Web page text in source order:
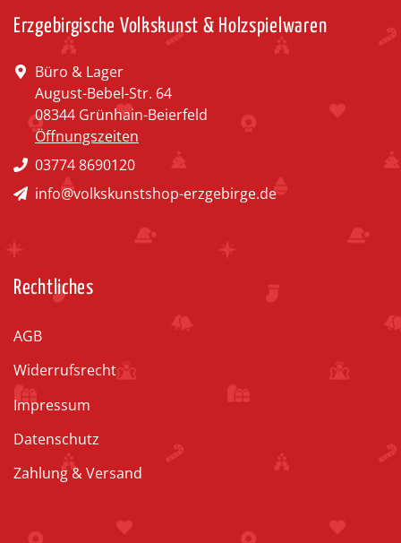
Erzgebirgische Volkskunst & Holzspielwaren
Büro & Lager
August-Bebel-Str. 64
08344 Grünhain-Beierfeld
Öffnungszeiten
03774 8690120
info@volkskunstshop-erzgebirge.de
Rechtliches
AGB
Widerrufsrecht
Impressum
Datenschutz
Zahlung & Versand